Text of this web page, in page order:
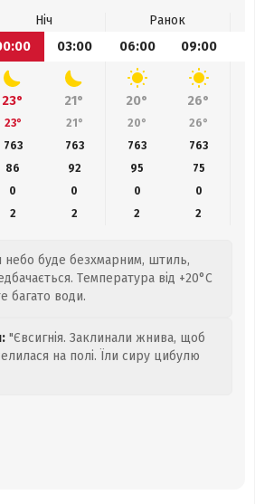
Ніч
Ранок
03:00 06:00 09:00
23° 21° 20° 26°
23° 21° 20° 26°
763
763 763 763
86
92 95 75
0
0 0
0
2
2 2 2
буде безхмарним, штиль,
Температура від +20°C
багато води.
"Євсигнія. Заклинали жнива, щоб
на полі. Їли сиру цибулю